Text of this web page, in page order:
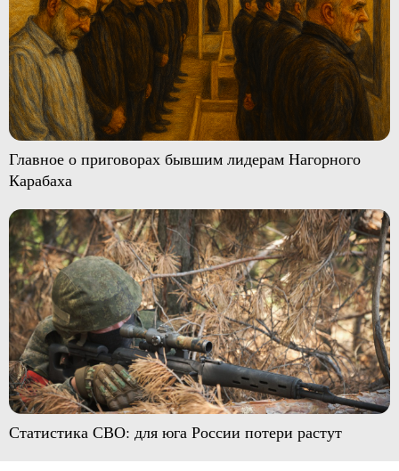
Главное о приговорах бывшим лидерам Нагорного
Карабаха
Статистика СВО: для юга России потери растут